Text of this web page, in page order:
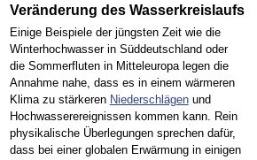
Veränderung des Wasserkreislaufs
Einige Beispiele der jüngsten Zeit wie die
Winterhochwasser in Süddeutschland oder
die Sommerfluten in Mitteleuropa legen die
Annahme nahe, dass es in einem wärmeren
Klima zu stärkeren Niederschlägenund
Hochwasserereignissen kommen kann. Rein
physikalische Überlegungen sprechen dafür,
dass bei einer globalen Erwärmung in einigen